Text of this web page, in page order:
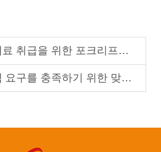
급을 위한 포크리프트 스틸 리ム
족하기 위한 맞춤형 트레일러 강철 휠 제작